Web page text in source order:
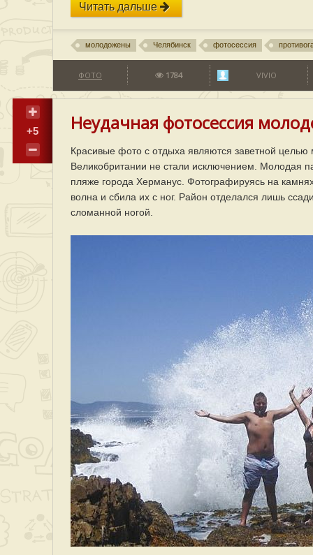
Читать дальше
молодожены Челябинск фотосессия
ФОТО 1784 VIVIO
+5 Неудачная фотосессия
Красивые фото с отдыха являются заветной
Великобритании не стали исключением. Молодая
пляже города Херманус. Фотографируясь на
волна и сбила их с ног. Район отделался лишь
сломанной ногой.